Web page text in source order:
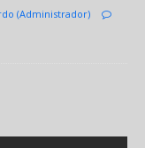
(Administrador)